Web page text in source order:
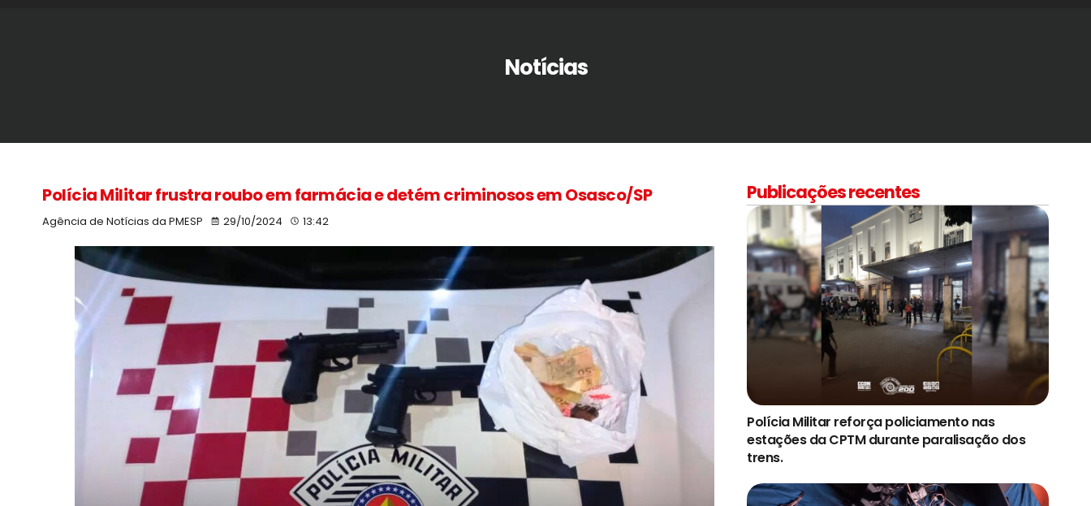
Notícias
Polícia Militar frustra roubo em farmácia e detém criminosos em Osasco/SP
Agência de Notícias da PMESP 29/10/2024 13:42
Publicações recentes
Polícia Militar reforça policiamento nas
estações da CPTM durante paralisação dos
trens.